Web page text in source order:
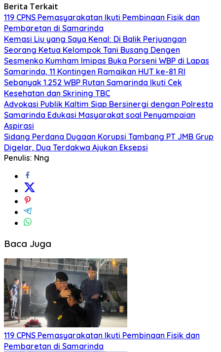
Berita Terkait
119 CPNS Pemasyarakatan Ikuti Pembinaan Fisik dan
Pembaretan di Samarinda
Kemasi Liu yang Saya Kenal: Di Balik Perjuangan
Seorang Ketua Kelompok Tani Busang Dengen
Sesmenko Kumham Imipas Buka Porseni WBP di Lapas
Samarinda, 11 Kontingen Ramaikan HUT ke-81 RI
Sebanyak 1.252 WBP Rutan Samarinda Ikuti Cek
Kesehatan dan Skrining TBC
Advokasi Publik Kaltim Siap Bersinergi dengan Polresta
Samarinda Edukasi Masyarakat soal Penyampaian
Aspirasi
Sidang Perdana Dugaan Korupsi Tambang PT JMB Grup
Digelar, Dua Terdakwa Ajukan Eksepsi
Penulis: Nng
Baca Juga
119 CPNS Pemasyarakatan Ikuti Pembinaan Fisik dan
Pembaretan di Samarinda